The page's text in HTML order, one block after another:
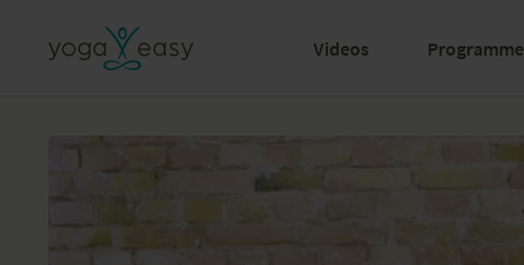
Videos Programme